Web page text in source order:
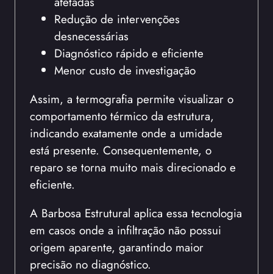
Redução de intervenções
desnecessárias
Diagnóstico rápido e eficiente
Menor custo de investigação
Assim, a termografia permite visualizar o
comportamento térmico da estrutura,
indicando exatamente onde a umidade
está presente. Consequentemente, o
reparo se torna muito mais direcionado e
eficiente.
A Barbosa Estrutural aplica essa tecnologia
em casos onde a infiltração não possui
origem aparente, garantindo maior
precisão no diagnóstico.